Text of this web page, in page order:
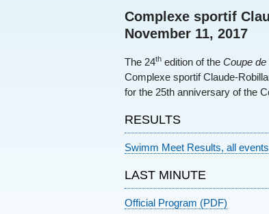
Complexe sportif
November 11, 2017
The 24th edition of the Coupe
Complexe sportif Claude-
for the 25th anniversary of the
RESULTS
Swimm Meet Results, all
LAST MINUTE
Official Program (PDF)